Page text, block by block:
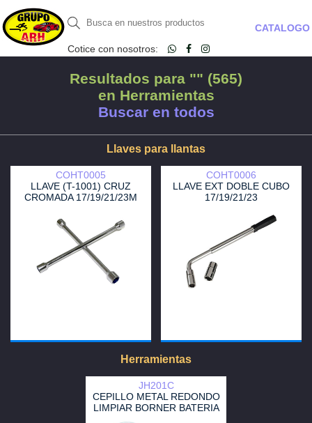
Cotice con nosotros:
CATALOGO
Resultados para "" (565)
en Herramientas
Buscar en todos
Llaves para llantas
COHT0005
LLAVE (T-1001) CRUZ
CROMADA 17/19/21/23M
COHT0006
LLAVE EXT DOBLE CUBO
17/19/21/23
Herramientas
JH201C
CEPILLO METAL REDONDO
LIMPIAR BORNER BATERIA